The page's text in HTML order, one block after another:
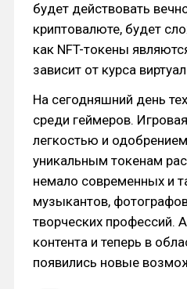
будет действовать
криптовалюте, будет
как NFT-токены
зависит от курса
На сегодняшний день
среди геймеров.
легкостью и
уникальным токенам
немало современных и
музыкантов,
творческих профессий.
контента и теперь в
появились новые